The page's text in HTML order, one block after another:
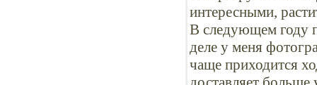
интересными,
В следующем году
деле у меня
чаще приходится